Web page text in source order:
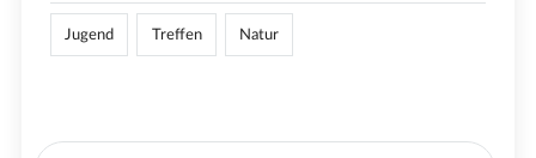
Jugend Treffen Natur